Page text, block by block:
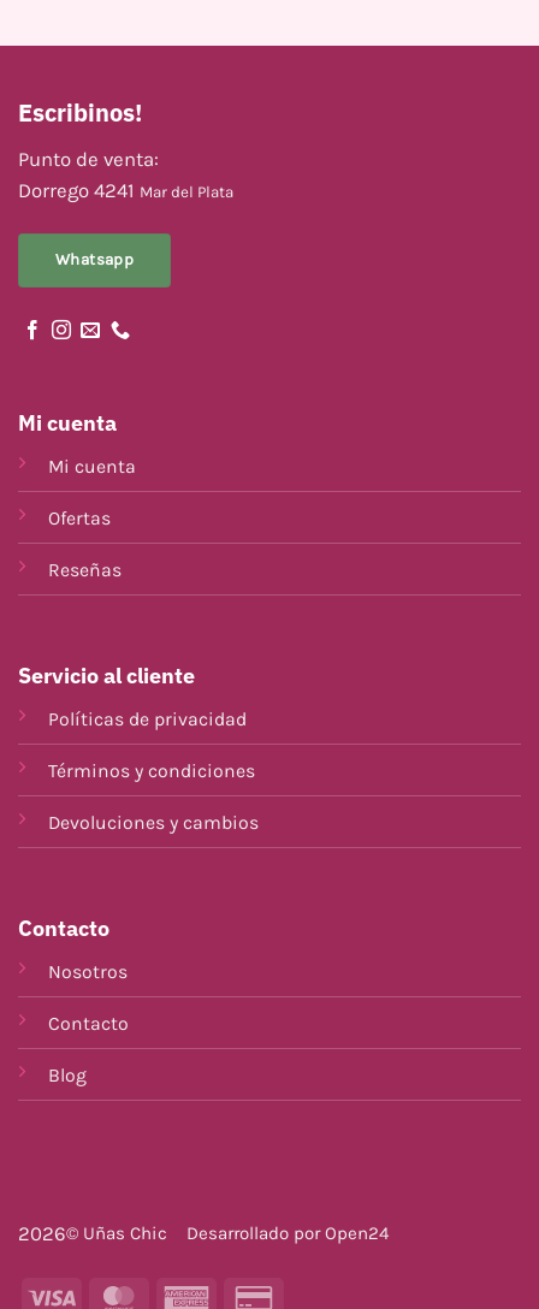
Escribinos!
Punto de venta:
Dorrego 4241 Mar del Plata
Whatsapp
Mi cuenta
Mi cuenta
Ofertas
Reseñas
Servicio al cliente
Políticas de privacidad
Términos y condiciones
Devoluciones y cambios
Contacto
Nosotros
Contacto
Blog
2026© Uñas Chic Desarrollado porOpen24
Visa MasterCardAmerican